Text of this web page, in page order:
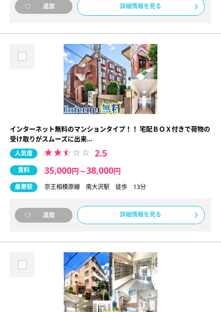
追加 詳細情報を見る
インターネット無料のマンションタイプ！！ 宅配ＢＯＸ付きで荷物の
受け取りがスムーズに出来…
人気度 2.5
賃料 35,000円 ～38,000円
最寄駅 京王相模原線 南大沢駅 徒歩 13分
追加 詳細情報を見る